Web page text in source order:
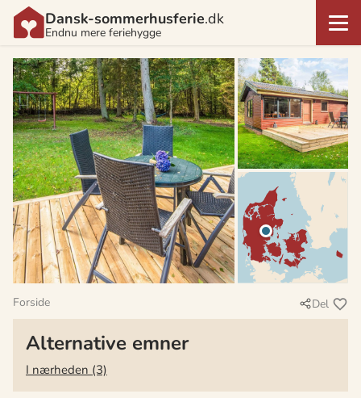
Dansk-sommerhusferie.dk
Endnu mere feriehygge
Forside Del
Alternative emner
I nærheden (3)